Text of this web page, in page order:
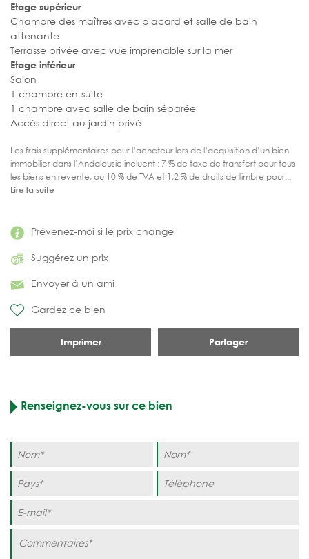
Prévenez-moi si le prix change
Suggérez un prix
Envoyer á un ami
Gardez ce bien
Imprimer Partager
Etage supérieur
Chambre des maîtres avec placard et salle de bain
attenante
Terrasse privée avec vue imprenable sur la mer
Etage inférieur
Salon
1 chambre en-suite
1 chambre avec salle de bain séparée
Accès direct au jardin privé
Les frais supplémentaires pour l’acheteur lors de l’acquisition d’un bien
immobilier dans l’Andalousie incluent : 7 % de taxe de transfert pour tous
les biens en revente, ou 10 % de TVA et 1,2 % de droits de timbre pour...
Lire la suite
Renseignez-vous sur ce bien